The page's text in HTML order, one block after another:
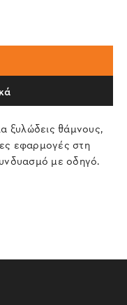
ξυλώδεις θάμνους,
εφαρμογές στη
με οδηγό.